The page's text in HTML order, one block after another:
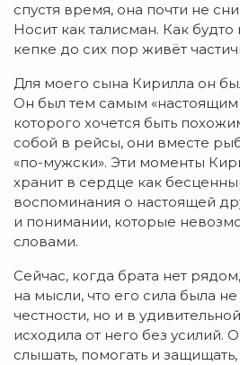
спустя время, она почти не
Носит как талисман. Как будто
кепке до сих пор живёт
Для моего сына Кирилла он
Он был тем самым
которого хочется быть
собой в рейсы, они вместе
«по-мужски». Эти моменты
хранит в сердце как
воспоминания о настоящей
и понимании, которые
словами.
Сейчас, когда брата нет
на мысли, что его сила была
честности, но и в
исходила от него без усилий.
слышать, помогать и